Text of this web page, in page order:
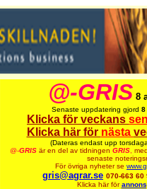
@-GRIS 8
Senaste uppdatering gjord 8
Klicka för veckans
Klicka här för nästa
(Dateras endast upp
@-GRIS är en del av tidningen GRIS,
senaste
För övriga nyheter se
gris@agrar.se 070-663
Klicka här för